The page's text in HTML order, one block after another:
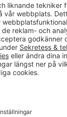
mer på kontor
har
som du
och förändra efter
som du arbetar
kan man
och ett